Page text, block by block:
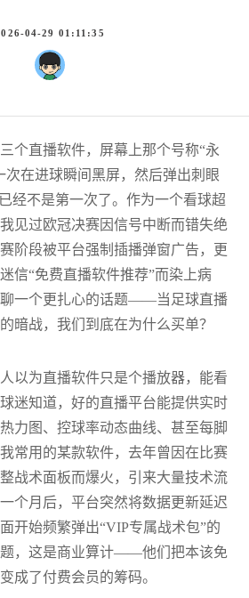
04-29 01:11:35
个直播软件，屏幕上那个号称“永
次在进球瞬间黑屏，然后弹出刺眼
经不是第一次了。作为一个看球超
见过欧冠决赛因信号中断而错失绝
阶段被平台强制插播弹窗广告，更
信“免费直播软件推荐”而染上病
一个更扎心的话题——当足球直播
暗战，我们到底在为什么买单？
以为直播软件只是个播放器，能看
迷知道，好的直播平台能提供实时
力图、控球率动态曲线、甚至每脚
常用的某款软件，去年曾因在比赛
战术面板而爆火，引来大量技术流
个月后，平台突然将数据更新延迟
开始频繁弹出“VIP专属战术包”的
，这是商业算计——他们把本该免
成了付费会员的筹码。